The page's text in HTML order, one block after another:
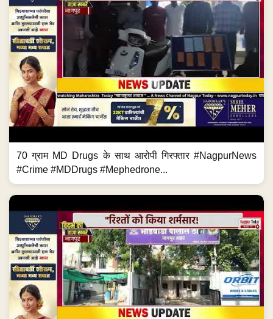
70 ग्राम MD Drugs के साथ आरोपी गिरफ्तार #NagpurNews
#Crime #MDDrugs #Mephedrone...